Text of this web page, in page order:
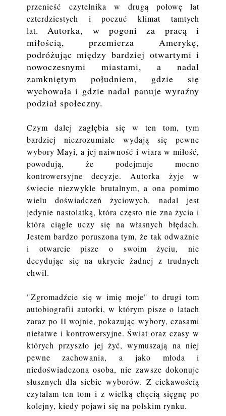
przenieść czytelnika w drugą połowę lat
czterdziestych i poczuć klimat tamtych
lat. Autorka, w pogoni za pracą i
miłością, przemierza Amerykę,
podróżując między bardziej otwartymi i
nowoczesnymi miastami, a nadal
zamkniętym południem, gdzie się
wychowała i gdzie nadal panuje wyraźny
podział społeczny.
Czym dalej zagłębia się w ten tom, tym
bardziej niezrozumiałe wydają się pewne
wybory Mayi, a jej naiwność i wiara w miłość,
powodują, że podejmuje mocno
kontrowersyjne decyzje. Autorka żyje w
świecie niezwykle brutalnym, a ona pomimo
wielu doświadczeń życiowych, nadal jest
jedynie nastolatką, która często nie zna życia i
która ciągle uczy się na własnych błędach.
Jestem bardzo poruszona tym, że tak odważnie
i otwarcie pisze o swoim życiu, nie
decydując się na ukrycie żadnej z trudnych
chwil.
"Zgromadźcie się w imię moje" to drugi tom
autobiografii autorki, w którym pisze o latach
zaraz po II wojnie, pokazując wybory, czasami
niełatwe i kontrowersyjne. Świat oraz czasy w
których przyszło jej żyć, wymuszają na niej
pewne zachowania, a jako młoda i
niedoświadczona osoba, nie zawsze dokonuje
słusznych dla siebie wyborów. Z ciekawością
czytałam ten tom i z wielką chęcią sięgnę po
kolejny, kiedy pojawi się na polskim rynku.